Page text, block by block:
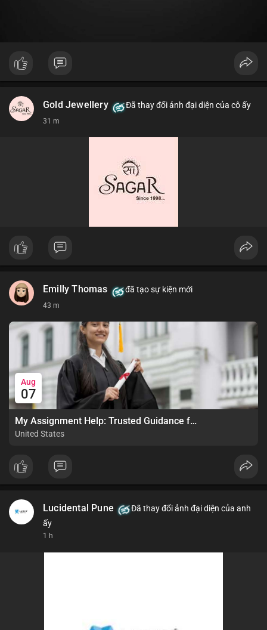
Gold Jewellery Đã thay đổi ảnh đại diện của cô ấy
31 m
Emilly Thomas đã tạo sự kiện mới
43 m
Aug
07
My Assignment Help: Trusted Guidance for Academic Excellence
United States
Lucidental Pune
Đã thay đổi ảnh đại diện của anh
ấy
1 h